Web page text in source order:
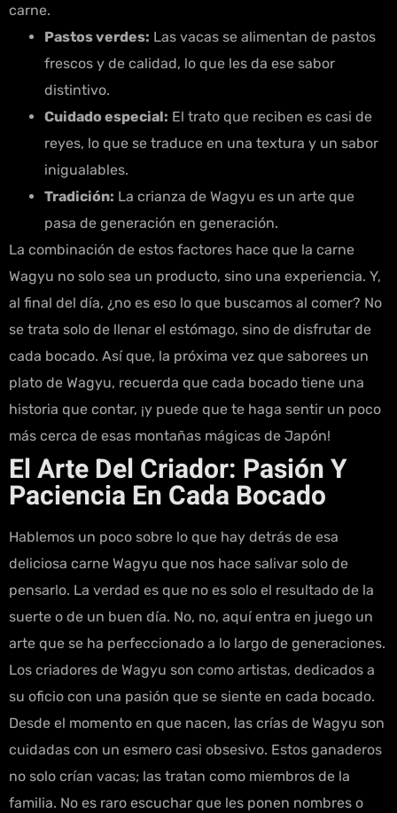
carne.
Pastos verdes: Las vacas se alimentan de pastos
frescos y de calidad, lo que les da ese sabor
distintivo.
Cuidado especial: El trato que reciben es casi de
reyes, lo que se traduce en una textura y un sabor
inigualables.
Tradición: La crianza de Wagyu es un arte que
pasa de generación en generación.
La combinación de estos factores hace que la carne
Wagyu no solo sea un producto, sino una experiencia. Y,
al final del día, ¿no es eso lo que buscamos al comer? No
se trata solo de llenar el estómago, sino de disfrutar de
cada bocado. Así que, la próxima vez que saborees un
plato de Wagyu, recuerda que cada bocado tiene una
historia que contar, ¡y puede que te haga sentir un poco
más cerca de esas montañas mágicas de Japón!
El Arte Del Criador: Pasión Y
Paciencia En Cada Bocado
Hablemos un poco sobre lo que hay detrás de esa
deliciosa carne Wagyu que nos hace salivar solo de
pensarlo. La verdad es que no es solo el resultado de la
suerte o de un buen día. No, no, aquí entra en juego un
arte que se ha perfeccionado a lo largo de generaciones.
Los criadores de Wagyu son como artistas, dedicados a
su oficio con una pasión que se siente en cada bocado.
Desde el momento en que nacen, las crías de Wagyu son
cuidadas con un esmero casi obsesivo. Estos ganaderos
no solo crían vacas; las tratan como miembros de la
familia. No es raro escuchar que les ponen nombres o